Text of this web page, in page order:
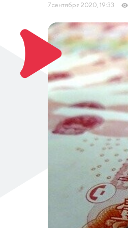
7 сентября 2020, 19:33